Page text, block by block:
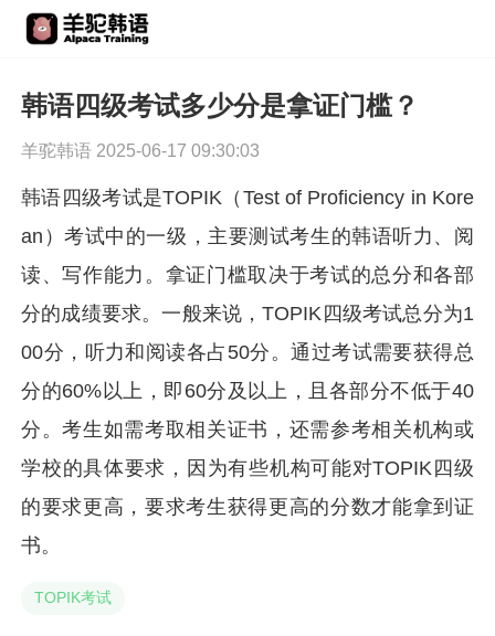
韩语四级考试多少分是拿证门槛？
羊驼韩语 2025-06-17 09:30:03
韩语四级考试是TOPIK（Test of Proficiency in Kore
an）考试中的一级，主要测试考生的韩语听力、阅
读、写作能力。拿证门槛取决于考试的总分和各部
分的成绩要求。一般来说，TOPIK四级考试总分为1
00分，听力和阅读各占50分。通过考试需要获得总
分的60%以上，即60分及以上，且各部分不低于40
分。考生如需考取相关证书，还需参考相关机构或
学校的具体要求，因为有些机构可能对TOPIK四级
的要求更高，要求考生获得更高的分数才能拿到证
书。
TOPIK考试